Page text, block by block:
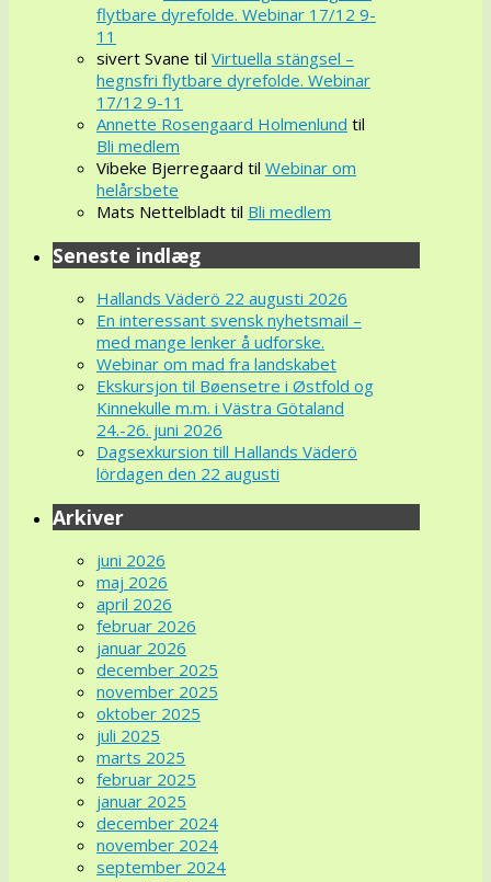
flytbare dyrefolde. Webinar 17/12 9-
11
sivert Svane til Virtuella stängsel –
hegnsfri flytbare dyrefolde. Webinar
17/12 9-11
Annette Rosengaard Holmenlund til
Bli medlem
Vibeke Bjerregaard til Webinar om
helårsbete
Mats Nettelbladt til Bli medlem
Seneste indlæg
Hallands Väderö 22 augusti 2026
En interessant svensk nyhetsmail –
med mange lenker å udforske.
Webinar om mad fra landskabet
Ekskursjon til Bøensetre i Østfold og
Kinnekulle m.m. i Västra Götaland
24.-26. juni 2026
Dagsexkursion till Hallands Väderö
lördagen den 22 augusti
Arkiver
juni 2026
maj 2026
april 2026
februar 2026
januar 2026
december 2025
november 2025
oktober 2025
juli 2025
marts 2025
februar 2025
januar 2025
december 2024
november 2024
september 2024